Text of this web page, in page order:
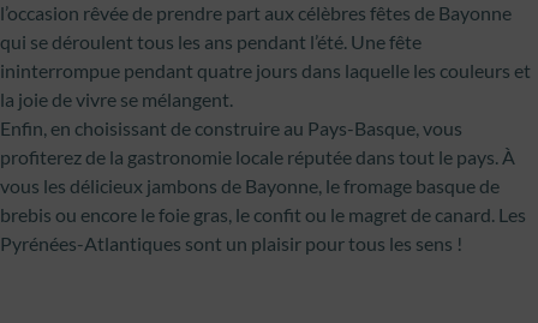
l’occasion rêvée de prendre part aux célèbres fêtes de Bayonne
qui se déroulent tous les ans pendant l’été. Une fête
ininterrompue pendant quatre jours dans laquelle les couleurs et
la joie de vivre se mélangent.
Enfin, en choisissant de construire au Pays-Basque, vous
profiterez de la gastronomie locale réputée dans tout le pays. À
vous les délicieux jambons de Bayonne, le fromage basque de
brebis ou encore le foie gras, le confit ou le magret de canard. Les
Pyrénées-Atlantiques sont un plaisir pour tous les sens !